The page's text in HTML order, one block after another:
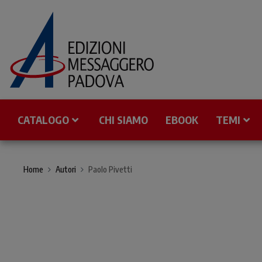
CATALOGO CHI SIAMO EBOOK TEMI
Home Autori Paolo Pivetti